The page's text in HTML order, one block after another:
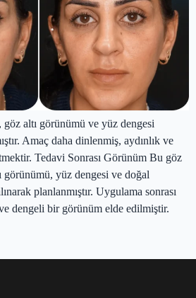
altı görünümü ve yüz dengesi
Amaç daha dinlenmiş, aydınlık ve
Tedavi Sonrası Görünüm Bu göz
görünümü, yüz dengesi ve doğal
planlanmıştır. Uygulama sonrası
dengeli bir görünüm elde edilmiştir.